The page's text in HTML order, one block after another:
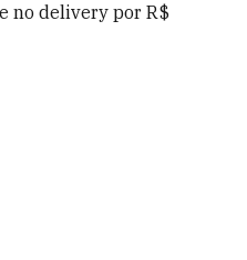
no delivery por R$